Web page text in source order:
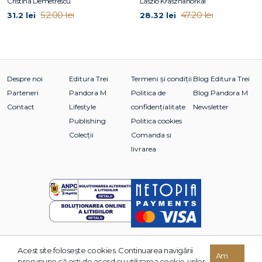
31.2 lei 52.00 lei 28.32 lei 47.20 lei
Despre noi
Parteneri
Contact
Editura Trei
Pandora M
Lifestyle
Publishing
Colecții
Termeni și condiții
Politica de
confidențialitate
Politica cookies
Comanda si
livrarea
Blog Editura Trei
Blog Pandora M
Newsletter
© 2026 Grupul Editorial TREI. Toate drepturile rezervate.
Acest site foloseşte cookies. Continuarea navigării
Am